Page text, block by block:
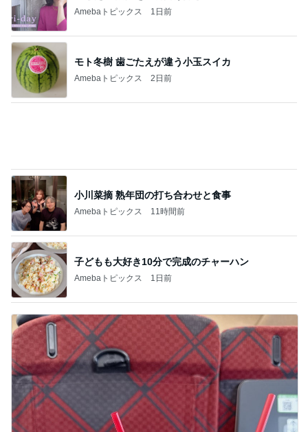
30%OFFで追加した40代美白マスク
Amebaトピックス 13時間前
枝を曲げたアボカドの新しい芽
Amebaトピックス 14時間前
名もなき家事に追われる専業主婦
Amebaトピックス 18時間前